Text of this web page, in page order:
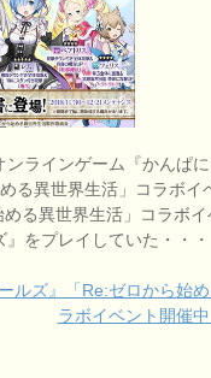
ンラインゲーム『かんぱ
る異世界生活」コラボイ
る異世界生活」コラボイ
をプレイしていた・・・
ルズ』「Re:ゼロから始
ラボイベント開催